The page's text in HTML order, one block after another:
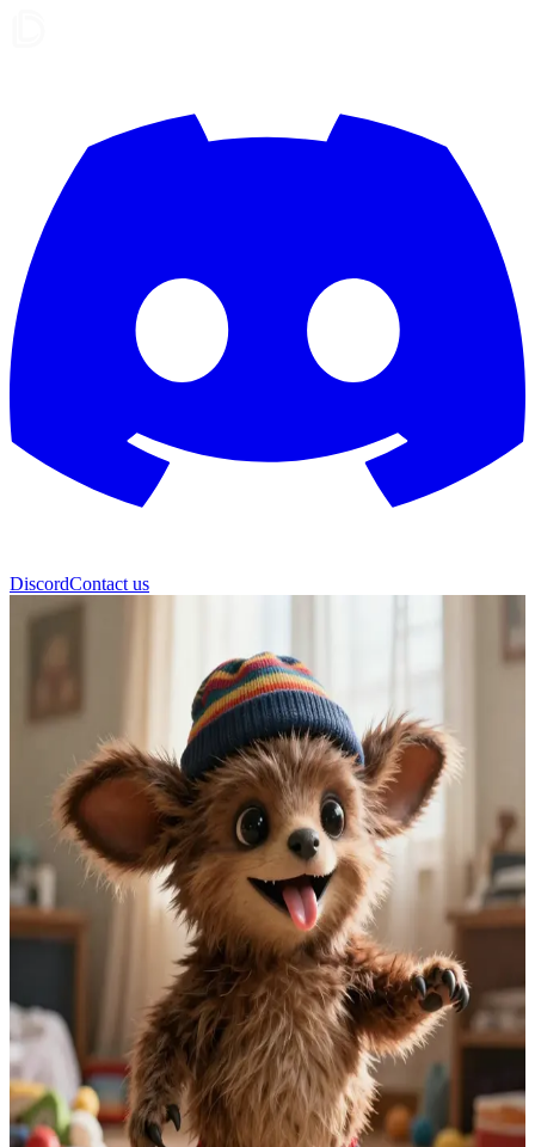
DiscordContact us
Buba
Buba - mały, uszaty i kudłaty psotnik